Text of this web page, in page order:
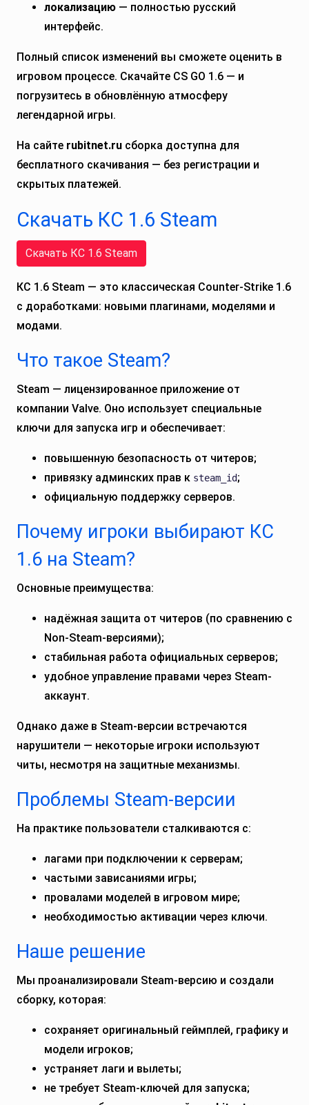
локализацию — полностью русский
интерфейс.
Полный список изменений вы сможете оценить в
игровом процессе. Скачайте CS GO 1.6 — и
погрузитесь в обновлённую атмосферу
легендарной игры.
На сайте rubitnet.ru сборка доступна для
бесплатного скачивания — без регистрации и
скрытых платежей.
Скачать КС 1.6 Steam
Скачать КС 1.6 Steam
КС 1.6 Steam — это классическая Counter-Strike 1.6
с доработками: новыми плагинами, моделями и
модами.
Что такое Steam?
Steam — лицензированное приложение от
компании Valve. Оно использует специальные
ключи для запуска игр и обеспечивает:
повышенную безопасность от читеров;
привязку админских прав к steam_id;
официальную поддержку серверов.
Почему игроки выбирают КС
1.6 на Steam?
Основные преимущества:
надёжная защита от читеров (по сравнению с
Non-Steam-версиями);
стабильная работа официальных серверов;
удобное управление правами через Steam-
аккаунт.
Однако даже в Steam-версии встречаются
нарушители — некоторые игроки используют
читы, несмотря на защитные механизмы.
Проблемы Steam-версии
На практике пользователи сталкиваются с:
лагами при подключении к серверам;
частыми зависаниями игры;
провалами моделей в игровом мире;
необходимостью активации через ключи.
Наше решение
Мы проанализировали Steam-версию и создали
сборку, которая:
сохраняет оригинальный геймплей, графику и
модели игроков;
устраняет лаги и вылеты;
не требует Steam-ключей для запуска;